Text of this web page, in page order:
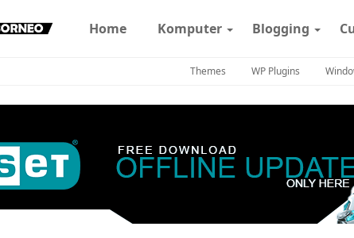
Home Komputer Blogging
Themes WP Plugins